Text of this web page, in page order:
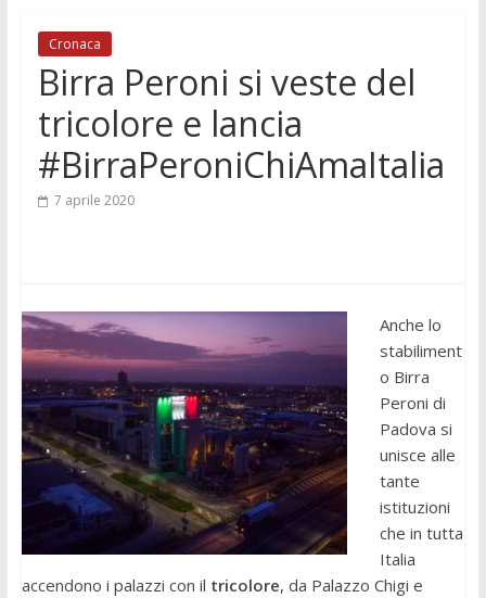
Cronaca
Birra Peroni si veste del
tricolore e lancia
#BirraPeroniChiAmaItalia
7 aprile 2020
Anche lo
stabiliment
o Birra
Peroni di
Padova si
unisce alle
tante
istituzioni
che in tutta
Italia
accendono i palazzi con il tricolore, da Palazzo Chigi e